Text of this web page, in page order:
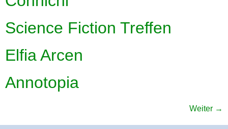
Science Fiction Treffen
Elfia Arcen
Annotopia
Weiter →